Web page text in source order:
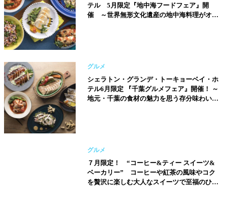
テル 5月限定『地中海フードフェア』開
催 ～世界無形文化遺産の地中海料理がオリ
グルメ
シェラトン・グランデ・トーキョーベイ・ホ
テル6月限定 『千葉グルメフェア』開催！ ～
地元・千葉の食材の魅力を思う存分味わいつ
グルメ
７月限定！ “コーヒー&ティー スイーツ&
ベーカリー” コーヒーや紅茶の風味やコク
を贅沢に楽しむ大人なスイーツで至福のひと